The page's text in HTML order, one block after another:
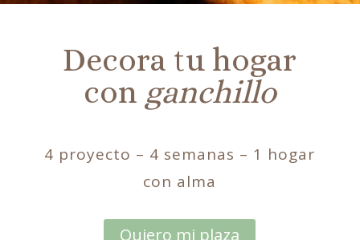
Decora tu hogar
con ganchillo
4 proyecto – 4 semanas – 1 hogar
con alma
Quiero mi plaza